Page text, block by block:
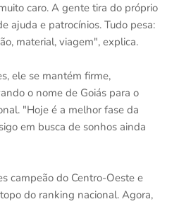
caro. A gente tira do próprio
ajuda e patrocínios. Tudo pesa:
material, viagem", explica.
ele se mantém firme,
o nome de Goiás para o
"Hoje é a melhor fase da
em busca de sonhos ainda
campeão do Centro-Oeste e
do ranking nacional. Agora,